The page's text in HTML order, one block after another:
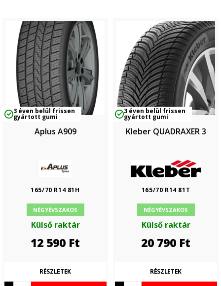
3 éven belül frissen
gyártott gumi
Aplus A909
165/70 R14 81H
NÉGYÉVSZAKOS
Külső raktár
12 590 Ft
RÉSZLETEK
3 éven belül frissen
gyártott gumi
Kleber QUADRAXER 3
165/70 R14 81T
NÉGYÉVSZAKOS
Külső raktár
20 790 Ft
RÉSZLETEK